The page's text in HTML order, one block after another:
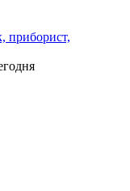
приборист,